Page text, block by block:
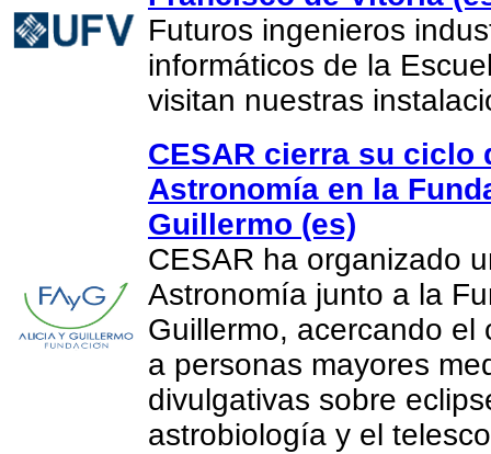
Futuros ingenieros
informáticos de la
visitan nuestras
CESAR cierra su ciclo
Astronomía en la
Guillermo (es)
CESAR ha organizado
Astronomía junto a la
Guillermo, acercando
a personas mayores
divulgativas sobre
astrobiología y el